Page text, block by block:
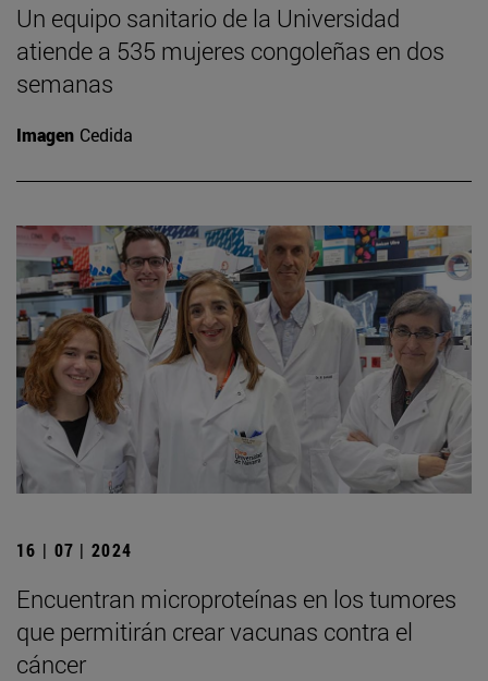
Un equipo sanitario de la Universidad
atiende a 535 mujeres congoleñas en dos
semanas
Imagen Cedida
16 | 07 | 2024
Encuentran microproteínas en los tumores
que permitirán crear vacunas contra el
cáncer